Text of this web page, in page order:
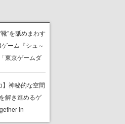
”を舐めまわす
ーム『シュ～
東京ゲームダ
ーは「三度の
舐めよう」と
公式アカウン
】神秘的な空間
解き進めるゲ
in
Lands』が本日